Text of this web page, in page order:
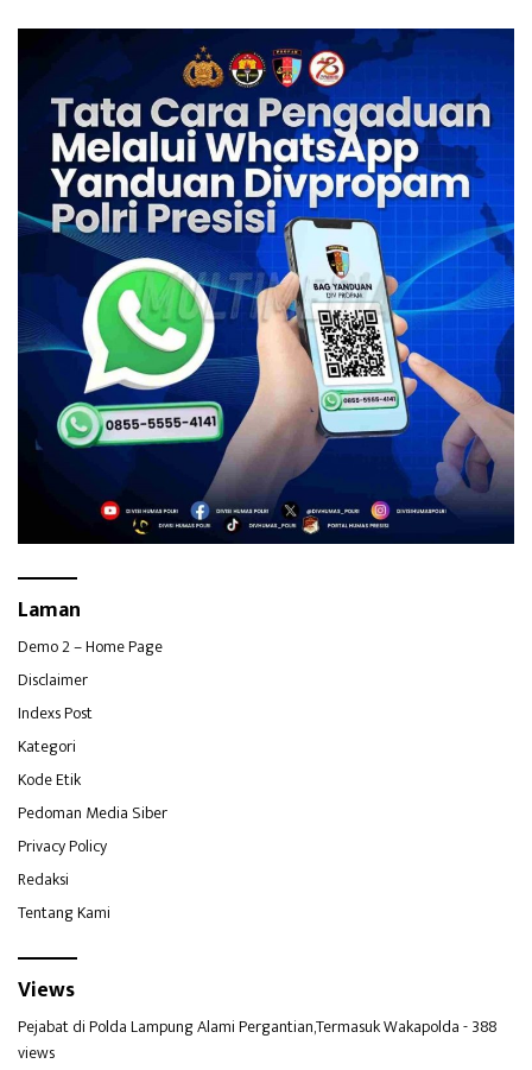
Laman
Demo 2 – Home Page
Disclaimer
Indexs Post
Kategori
Kode Etik
Pedoman Media Siber
Privacy Policy
Redaksi
Tentang Kami
Views
Pejabat di Polda Lampung Alami Pergantian,Termasuk Wakapolda- 388
views